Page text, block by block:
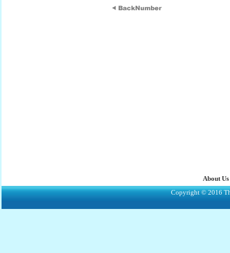
About Us
Copyright © 2016